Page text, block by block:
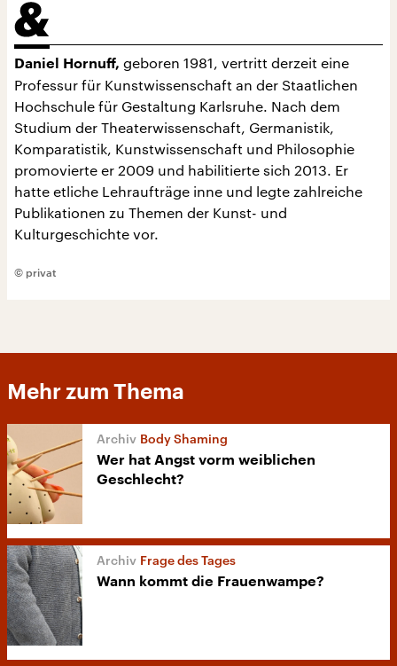
Daniel Hornuff, geboren 1981, vertritt derzeit eine
Professur für Kunstwissenschaft an der Staatlichen
Hochschule für Gestaltung Karlsruhe. Nach dem
Studium der Theaterwissenschaft, Germanistik,
Komparatistik, Kunstwissenschaft und Philosophie
promovierte er 2009 und habilitierte sich 2013. Er
hatte etliche Lehraufträge inne und legte zahlreiche
Publikationen zu Themen der Kunst- und
Kulturgeschichte vor.
© privat
Mehr zum Thema
Body Shaming
Wer hat Angst vorm weiblichen
Geschlecht?
Frage des Tages
Wann kommt die Frauenwampe?